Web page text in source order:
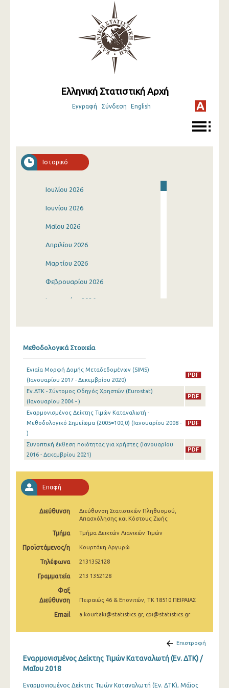
Ελληνική Στατιστική Αρχή
Εγγραφή Σύνδεση English
Ιστορικό
Ιουλίου 2026
Ιουνίου 2026
Μαΐου 2026
Απριλίου 2026
Μαρτίου 2026
Φεβρουαρίου 2026
Ιανουαρίου 2026
Σεπτεμβρίου 2025
Αυγούστου 2025
Ιουλίου 2025
Μαΐου 2025
Μαρτίου 2025
Ιανουαρίου 2025
Νοεμβρίου 2024
Οκτωβρίου 2024
Σεπτεμβρίου 2024
Αυγούστου 2024
Ιουλίου 2024
Μαΐου 2024
Μεθοδολογικά Στοιχεία
Ενιαία Μορφή Δομής Μεταδεδομένων (SIMS)
(Ιανουαρίου 2017 - Δεκεμβρίου 2020)
Εν.ΔΤΚ - Σύντομος Οδηγός Χρηστών (Eurostat)
(Ιανουαρίου 2004 - )
Εναρμονισμένος Δείκτης Τιμών Καταναλωτή -
Μεθοδολογικό Σημείωμα (2005=100,0) (Ιανουαρίου 2008 -
)
Συνοπτική έκθεση ποιότητας για χρήστες (Ιανουαρίου
2016 - Δεκεμβρίου 2021)
Επαφή
Διεύθυνση
Διεύθυνση Στατιστικών Πληθυσμού,
Απασχόλησης και Κόστους Ζωής
Τμήμα Τμήμα Δεικτών Λιανικών Τιμών
Προϊστάμενος/η Κουρτάκη Αργυρώ
Τηλέφωνα 2131352128
Γραμματεία 213 1352128
Φαξ
Διεύθυνση
Πειραιώς 46 & Επονιτών, ΤΚ 18510 ΠΕΙΡΑΙΑΣ
Email a.kourtaki@statistics.gr, cpi@statistics.gr
Επιστροφή
Εναρμονισμένος Δείκτης Τιμών Καταναλωτή (Εν. ΔΤΚ) /
Μαΐου 2018
Εναρμονισμένος Δείκτης Τιμών Καταναλωτή (Εν. ΔΤΚ), Μάϊος